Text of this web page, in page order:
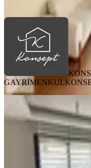
GAYRİMENKUL
Buca,
1+1·55